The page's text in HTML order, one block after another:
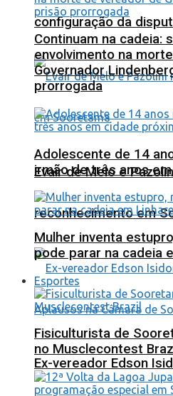
configuração da
Evair de Melo e
reconhecimento em
Ex-vereador Edson
Continuam na cadeia:
envolvimento na
Governador
prorrogada
Adolescente de 14
irmão de três anos
Mulher inventa
pode parar na cadeia
Esportes
Fisiculturista de
no Musclecontest